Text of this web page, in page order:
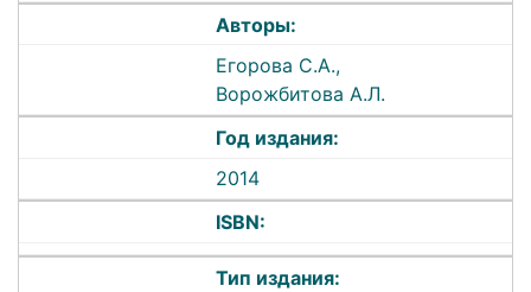
Авторы:
Егорова С.А.,
Ворожбитова А.Л.
Год издания:
2014
ISBN:
Тип издания: